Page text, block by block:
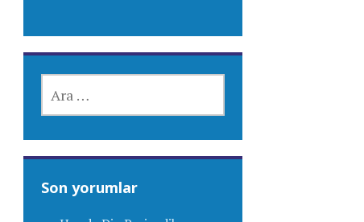
Son yorumlar